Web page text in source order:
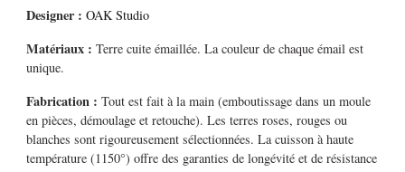
Designer : OAK Studio
Matériaux : Terre cuite émaillée. La couleur de chaque émail est
unique.
Fabrication : Tout est fait à la main (emboutissage dans un moule
en pièces, démoulage et retouche). Les terres roses, rouges ou
blanches sont rigoureusement sélectionnées. La cuisson à haute
température (1150°) offre des garanties de longévité et de résistance